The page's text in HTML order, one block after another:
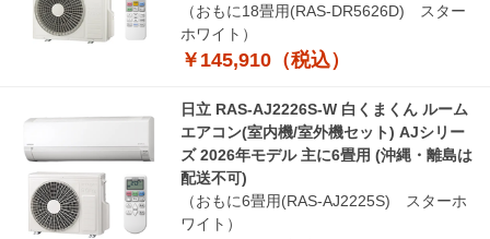
（おもに18畳用(RAS-DR5626D) スター
ホワイト）
￥145,910（税込）
日立 RAS-AJ2226S-W 白くまくん ルーム
エアコン(室内機/室外機セット) AJシリー
ズ 2026年モデル 主に6畳用 (沖縄・離島は
配送不可)
（おもに6畳用(RAS-AJ2225S) スターホ
ワイト）